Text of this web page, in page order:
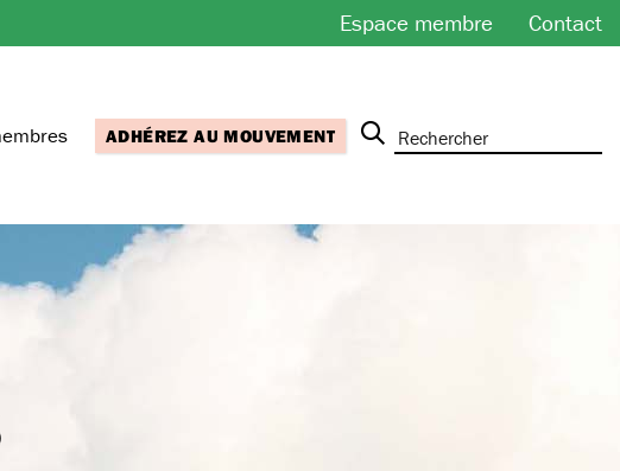
Espace membre Contact
ADHÉREZ AU MOUVEMENT